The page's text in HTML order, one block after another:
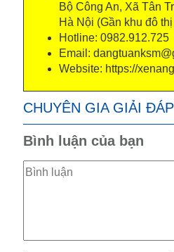
Bộ Công An, Xã Tân
Hà Nội (Gần khu đô
Hotline: 0982.912.725
Email:
Website: https://
CHUYÊN GIA GIẢI ĐÁP
Bình luận của bạn